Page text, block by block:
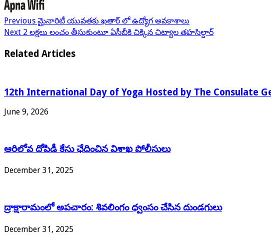
Previous మైనారిటీ యువతకు ఖతార్ లో ఉద్యోగ అవకాశాలు
Next 2 లక్షలు లంచం తీసుకుంటూ ఏసీబీకి చిక్కిన చిట్యాల తహసిల్దార్
Related Articles
12th International Day of Yoga Hosted by The Consulate
June 9, 2026
ఆరిలోవ దోపిడీ కేసు ఛేదించిన విశాఖ పోలీసులు
December 31, 2025
ద్రాక్షారామంలో అపచారం: శివలింగం ధ్వంసం చేసిన దుండగులు
December 31, 2025